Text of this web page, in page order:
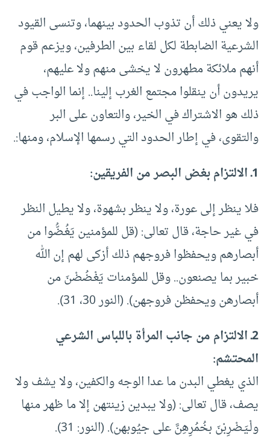
ولا يعني ذلك أن تذوب الحدود بينهما، وتنسى القيود
الشرعية الضابطة لكل لقاء بين الطرفين، ويزعم قوم
أنهم ملائكة مطهرون لا يخشى منهم ولا عليهم،
يريدون أن ينقلوا مجتمع الغرب إلينا.. إنما الواجب في
ذلك هو الاشتراك في الخير، والتعاون على البر
والتقوى، في إطار الحدود التي رسمها الإسلام، ومنها:.
1ـ الالتزام بغض البصر من الفريقين:
فلا ينظر إلى عورة، ولا ينظر بشهوة، ولا يطيل النظر
في غير حاجة، قال تعالى: (قل للمؤمنين يَغُـضُّوا من
أبصارهم ويحفظوا فروجهم ذلك أزكى لهم إن الله
خبير بما يصنعون.. وقل للمؤمنات يَغْـضُضْنَ من
أبصارهن ويحفظن فروجهن). (النور 30، 31).
2ـ الالتزام من جانب المرأة باللباس الشرعي
المحتشم:
الذي يغطي البدن ما عدا الوجه والكفين، ولا يشف ولا
يصف، قال تعالى: (ولا يبدين زينتهن إلا ما ظهر منها
ولْـيَـضْرِبْنَ بخُمُرِهِنَّ على جيُوبهن). (النور: 31).